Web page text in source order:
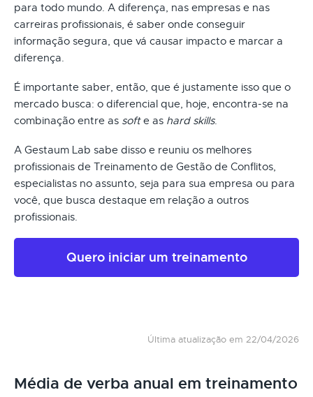
para todo mundo. A diferença, nas empresas e nas
carreiras profissionais, é saber onde conseguir
informação segura, que vá causar impacto e marcar a
diferença.
É importante saber, então, que é justamente isso que o
mercado busca: o diferencial que, hoje, encontra-se na
combinação entre as softe as hard skills.
A Gestaum Lab sabe disso e reuniu os melhores
profissionais de Treinamento de Gestão de Conflitos,
especialistas no assunto, seja para sua empresa ou para
você, que busca destaque em relação a outros
profissionais.
Quero iniciar um treinamento
Última atualização em 22/04/2026
Média de verba anual em treinamento